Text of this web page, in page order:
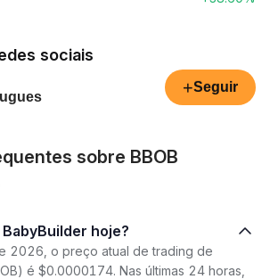
sociais
+Seguir
sobre BBOB
BabyBuilder hoje?
2026, o preço atual de trading de
é $0.0000174. Nas últimas 24 horas,